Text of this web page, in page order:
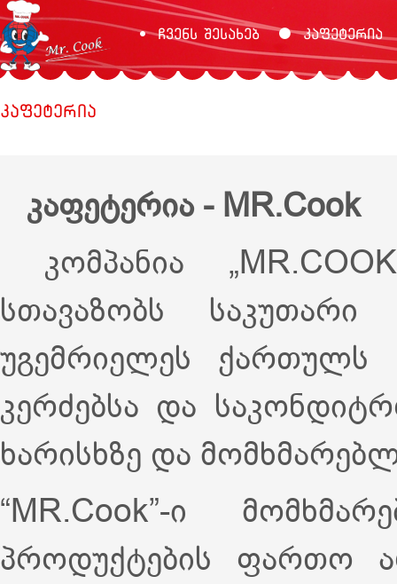
ჩვენს შესახებ კაფეტერია
კაფეტერია
კაფეტერია - MR.Cook
კომპანია
სთავაზობს საკუთარი
უგემრიელეს ქართულს
კერძებსა და
ხარისხზე და
“MR.Cook”-ი
პროდუქტების ფართო